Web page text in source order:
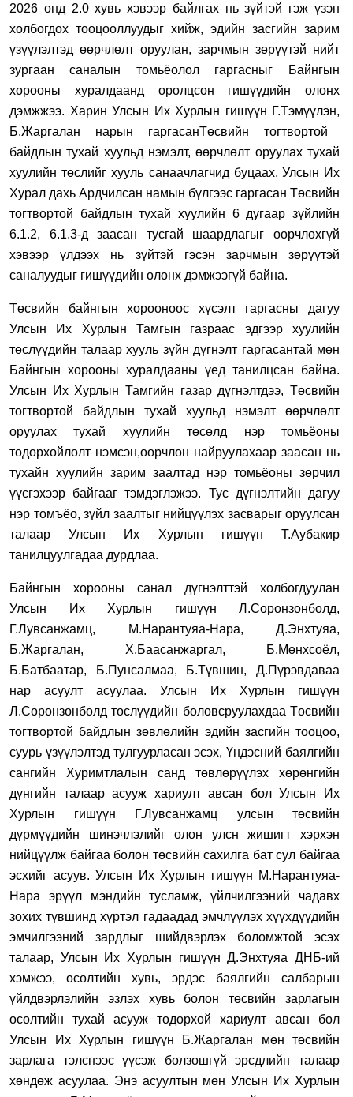
2026 онд 2.0 хувь хэвээр байлгахнь зүйтэй гэж үзэн
холбогдох тооцооллуудыг хийж, эдийн засгийн зарим
үзүүлэлтэд өөрчлөлт оруулан, зарчмын зөрүүтэй нийт
зургаан
саналын томьёолол гаргасныг Байнгын
хорооны хуралдаанд оролцсон гишүүдийн олонх
дэмжжээ. Харин Улсын Их Хурлын гишүүн Г.Тэмүүлэн,
Б.Жаргалан нарын гаргасанТөсвийн тогтвортой
байдлын тухай хуульд нэмэлт, өөрчлөлт оруулах тухай
хуулийн төслийг хууль санаачлагчид буцаах, Улсын Их
Хурал дахь Ардчилсан намын бүлгээс гаргасан Төсвийн
тогтвортой байдлын тухай хуулийн 6 дугаар зүйлийн
6.1.2, 6.1.3-д заасан тусгай шаардлагыг өөрчлөхгүй
хэвээр үлдээх нь зүйтэй гэсэн зарчмын зөрүүтэй
саналуудыг гишүүдийн олонх дэмжээгүй байна.
Төсвийн байнгын хорооноос хүсэлт гаргасны дагуу
Улсын Их Хурлын Тамгын газраас эдгээр хуулийн
төслүүдийн талаар хууль зүйн дүгнэлт гаргасантай мөн
Байнгын хорооны хуралдааны үед танилцсан байна.
Улсын Их Хурлын Тамгийн газар дүгнэлтдээ, Төсвийн
тогтвортой байдлын тухай хуульд нэмэлт өөрчлөлт
оруулах тухай хуулийн төсөлд нэр томьёоны
тодорхойлолт нэмсэн,өөрчлөн найруулахаар заасан нь
тухайн хуулийн зарим заалтад нэр томьёоны зөрчил
үүсгэхээр байгааг тэмдэглэжээ. Тус дүгнэлтийн дагуу
нэр томъёо, зүйл заалтыг нийцүүлэх засварыг оруулсан
талаар Улсын Их Хурлын гишүүн Т.Аубакир
танилцуулгадаа дурдлаа.
Байнгын хорооны санал дүгнэлттэй холбогдуулан
Улсын Их Хурлын гишүүн Л.Соронзонболд,
Г.Лувсанжамц, М.Нарантуяа-Нара, Д.Энхтуяа,
Б.Жаргалан, Х.Баасанжаргал, Б.Мөнхсоёл,
Б.Батбаатар, Б.Пунсалмаа, Б.Түвшин, Д.Пүрэвдаваа
нар асуулт асуулаа. Улсын Их Хурлын гишүүн
Л.Соронзонболд төслүүдийн боловсруулахдаа Төсвийн
тогтвортой байдлын зөвлөлийн эдийн засгийн тооцоо,
суурь үзүүлэлтэд тулгуурласан эсэх, Үндэсний баялгийн
сангийн Хуримтлалын санд төвлөрүүлэх хөрөнгийн
дүнгийн талаар асууж хариулт авсан бол Улсын Их
Хурлын гишүүн Г.Лувсанжамц улсын төсвийн
дүрмүүдийн шинэчлэлийг олон улсн жишигт хэрхэн
нийцүүлж байгаа болон төсвийн сахилга бат сул байгаа
эсхийг асуув. Улсын Их Хурлын гишүүн М.Нарантуяа-
Нара эрүүл мэндийн тусламж, үйлчилгээний чадавх
зохих түвшинд хүртэл гадаадад эмчлүүлэх хүүхдүүдийн
эмчилгээний зардлыг шийдвэрлэх боломжтой эсэх
талаар, Улсын Их Хурлын гишүүн Д.Энхтуяа ДНБ-ий
хэмжээ, өсөлтийн хувь, эрдэс баялгийн салбарын
үйлдвэрлэлийн эзлэх хувь болон төсвийн зарлагын
өсөлтийн тухай асууж тодорхой хариулт авсан бол
Улсын Их Хурлын гишүүн Б.Жаргалан мөн төсвийн
зарлага тэлснээс үүсэж болзошгүй эрсдлийн талаар
хөндөж асуулаа. Энэ асуултын мөн Улсын Их Хурлын